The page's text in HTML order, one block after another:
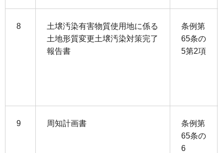
8
土壌汚染有害物質使用地に係る
土地形質変更土壌汚染対策完了
報告書
条例第
65条の
5第2項
9 周知計画書
条例第
65条の
6